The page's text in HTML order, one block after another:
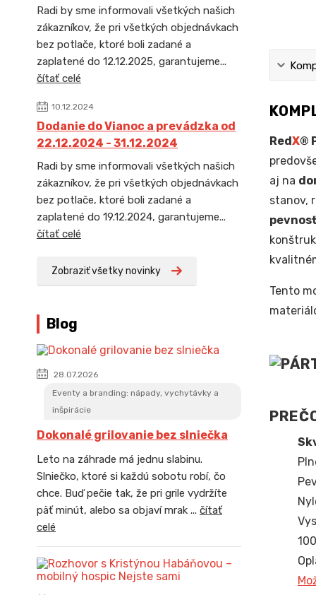
Radi by sme informovali všetkých našich
zákazníkov, že pri všetkých objednávkach
bez potlače, ktoré boli zadané a
zaplatené do 12.12.2025, garantujeme...
čítať celé
10.12.2024
Dodanie do Vianoc a prevádzka od
22.12.2024 - 31.12.2024
Radi by sme informovali všetkých našich
zákazníkov, že pri všetkých objednávkach
bez potlače, ktoré boli zadané a
zaplatené do 19.12.2024, garantujeme...
čítať celé
Zobraziť všetky novinky
Blog
28.07.2026
Eventy a branding: nápady, vychytávky a
inšpirácie
Dokonalé grilovanie bez slniečka
Leto na záhrade má jednu slabinu.
Slniečko, ktoré si každú sobotu robí, čo
chce. Buď pečie tak, že pri grile vydržíte
päť minút, alebo sa objaví mrak ... čítať
celé
RedX®
aj na
stanov,
Tento